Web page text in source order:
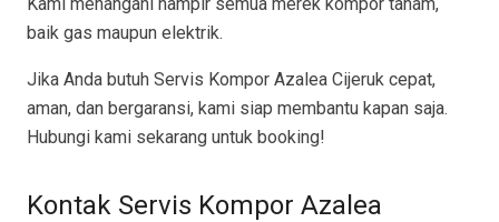
baik gas maupun elektrik.
Jika Anda butuh Servis Kompor Azalea Cijeruk cepat,
aman, dan bergaransi, kami siap membantu kapan saja.
Hubungi kami sekarang untuk booking!
Kontak Servis Kompor Azalea